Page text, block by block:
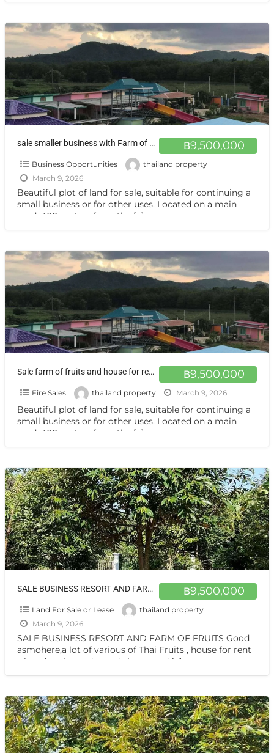
฿9,500,000
sale smaller business with Farm of Fruits at Phetchabunขายที่ดินมีสวนและกิจการเล็กๆ ชนแดน เพชรบูรณ์
Business Opportunities
thailand property
March 9, 2026
Beautiful plot of land for sale, suitable for continuing a
small business or for other uses. Located on a main
road, 400 meters from the […]
฿9,500,000
Sale farm of fruits and house for rent also Good asmohere,a lot of various of Thai Fruits , house for rent ,closed main road ,good view ,good natural
Fire Sales thailand property March 9, 2026
Beautiful plot of land for sale, suitable for continuing a
small business or for other uses. Located on a main
road, 400 meters from the […]
฿9,500,000
SALE BUSINESS RESORT AND FARM OF FRUITS Good asmohere,a lot of various of Thai Fruits , house for rent ,closed main road ,good view ,good natural
Land For Sale or Lease
thailand property
March 9, 2026
SALE BUSINESS RESORT AND FARM OF FRUITS Good
asmohere,a lot of various of Thai Fruits , house for rent
,closed main road ,good view ,good […]